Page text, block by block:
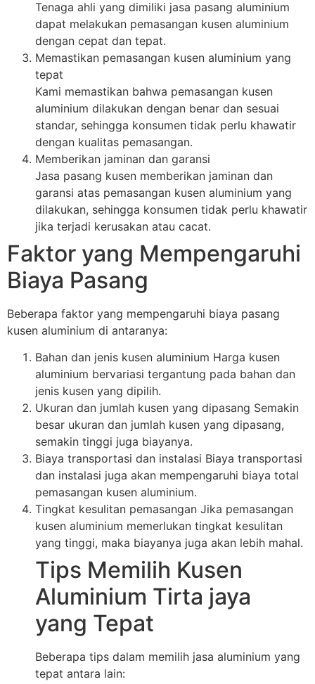
Tenaga ahli yang dimiliki jasa pasang aluminium
dapat melakukan pemasangan kusen aluminium
dengan cepat dan tepat.
Memastikan pemasangan kusen aluminium yang
tepat
Kami memastikan bahwa pemasangan kusen
aluminium dilakukan dengan benar dan sesuai
standar, sehingga konsumen tidak perlu khawatir
dengan kualitas pemasangan.
Memberikan jaminan dan garansi
Jasa pasang kusen memberikan jaminan dan
garansi atas pemasangan kusen aluminium yang
dilakukan, sehingga konsumen tidak perlu khawatir
jika terjadi kerusakan atau cacat.
Faktor yang Mempengaruhi
Biaya Pasang
Beberapa faktor yang mempengaruhi biaya pasang
kusen aluminium di antaranya:
Bahan dan jenis kusen aluminium Harga kusen
aluminium bervariasi tergantung pada bahan dan
jenis kusen yang dipilih.
Ukuran dan jumlah kusen yang dipasang Semakin
besar ukuran dan jumlah kusen yang dipasang,
semakin tinggi juga biayanya.
Biaya transportasi dan instalasi Biaya transportasi
dan instalasi juga akan mempengaruhi biaya total
pemasangan kusen aluminium.
Tingkat kesulitan pemasangan Jika pemasangan
kusen aluminium memerlukan tingkat kesulitan
yang tinggi, maka biayanya juga akan lebih mahal.
Tips Memilih Kusen
Aluminium Tirta jaya
yang Tepat
Beberapa tips dalam memilih jasa aluminium yang
tepat antara lain: